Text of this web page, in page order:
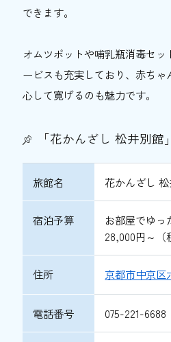
できます。
オムツポットや哺乳瓶消毒セ
ービスも充実しており、赤ち
心して寛げるのも魅力です。
「花かんざし 松井別館
旅館名 花かんざし
宿泊予算
お部屋でゆっ
28,000円～（
住所 京都市中京区
電話番号 075-221-6688